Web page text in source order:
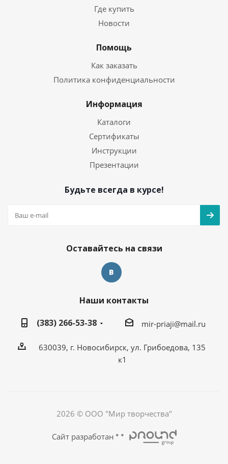
Где купить
Новости
Помощь
Как заказать
Политика конфиденциальности
Информация
Каталоги
Сертификаты
Инструкции
Презентации
Будьте всегда в курсе!
Оставайтесь на связи
Наши контакты
(383) 266-53-38
mir-priaji@mail.ru
630039, г. Новосибирск, ул. Грибоедова, 135
к1
2026 © ООО "Мир творчества"
Сайт разработан